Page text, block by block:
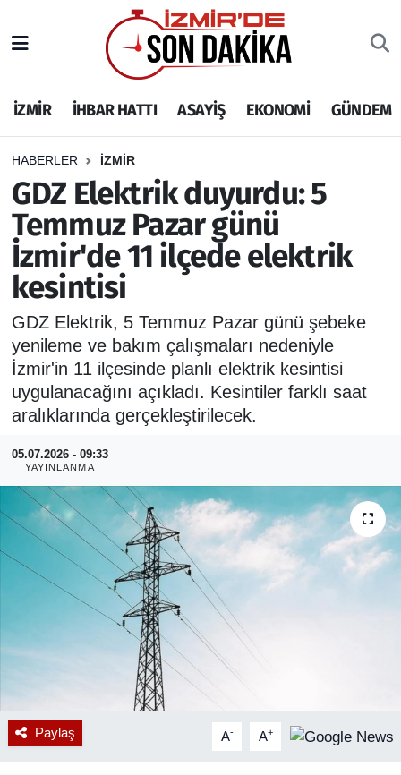
İZMİR İHBAR HATTI ASAYİŞ EKONOMİ GÜNDEM
HABERLER İZMİR
GDZ Elektrik duyurdu: 5
Temmuz Pazar günü
İzmir'de 11 ilçede elektrik
kesintisi
GDZ Elektrik, 5 Temmuz Pazar günü şebeke
yenileme ve bakım çalışmaları nedeniyle
İzmir'in 11 ilçesinde planlı elektrik kesintisi
uygulanacağını açıkladı. Kesintiler farklı saat
aralıklarında gerçekleştirilecek.
05.07.2026 - 09:33
YAYINLANMA
Paylaş A- A+
İHBAR HATTI
DEPREM
GENEL
EKONOMİ
SİYASET
SPOR
ASAYİŞ
İzmir Nöbetçi Eczaneler
İzmir Hava Durumu
İzmir Namaz Vakitleri
İzmir Trafik Yoğunluk Haritası
Puan Durumu ve Fikstür
Tüm Manşetler
Son Dakika Haberleri
Haber Arşivi